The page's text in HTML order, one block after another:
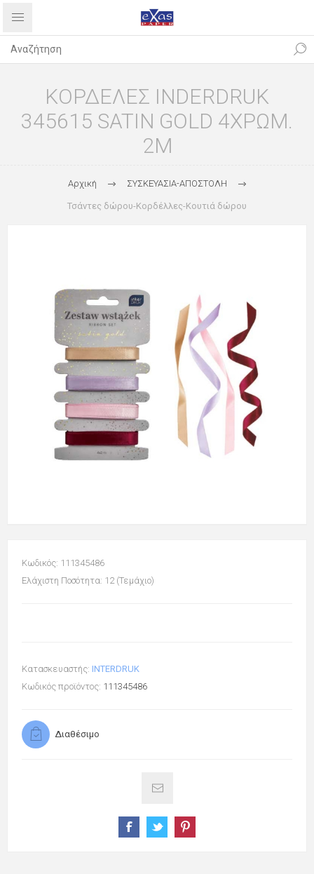
ΚΟΡΔΕΛΕΣ INDERDRUK
345615 SATIN GOLD 4ΧΡΩΜ.
2M
Αρχική ΣΥΣΚΕΥΑΣΙΑ-ΑΠΟΣΤΟΛΗ
Τσάντες δώρου-Κορδέλλες-Κουτιά δώρου
Κωδικός: 111345486
Ελάχιστη Ποσότητα: 12 (Τεμάχιο)
Κατασκευαστής: INTERDRUK
Κωδικός προϊόντος: 111345486
Διαθέσιμο